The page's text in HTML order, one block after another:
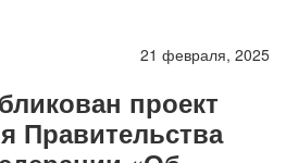
21 февраля, 2025
проект
Правительства